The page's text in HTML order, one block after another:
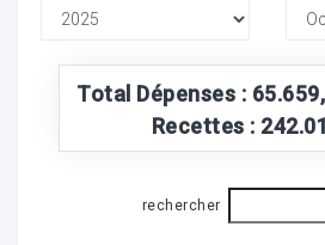
Total Dépenses :
Recettes :
rechercher